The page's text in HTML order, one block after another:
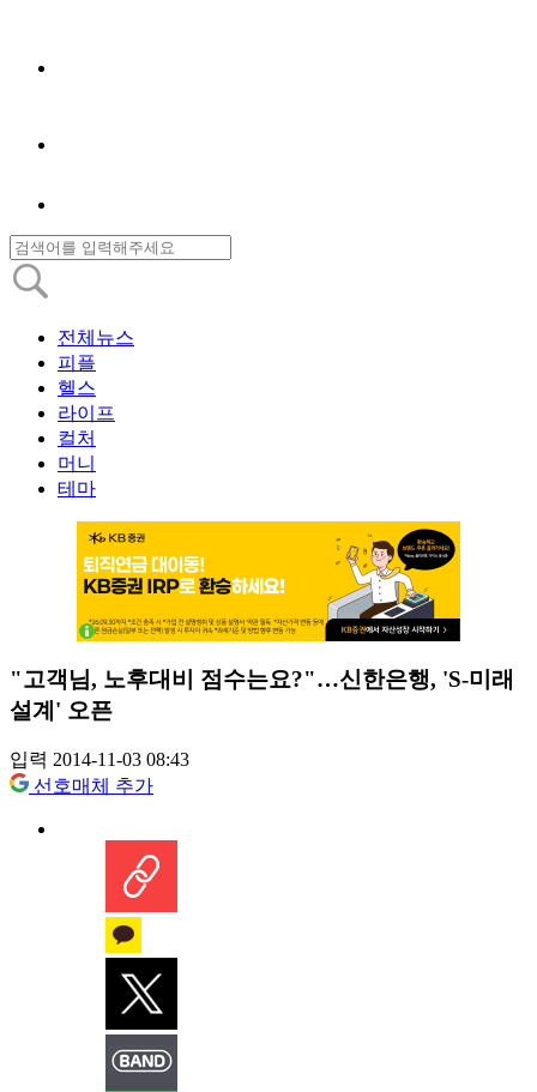
전체뉴스
피플
헬스
라이프
컬처
머니
테마
"고객님, 노후대비 점수는요?"…신한은행, 'S-미래
설계' 오픈
입력 2014-11-03 08:43
선호매체 추가